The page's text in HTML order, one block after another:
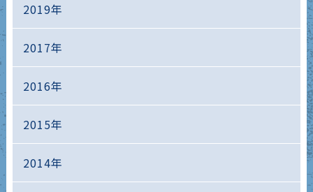
2019年
2017年
2016年
2015年
2014年